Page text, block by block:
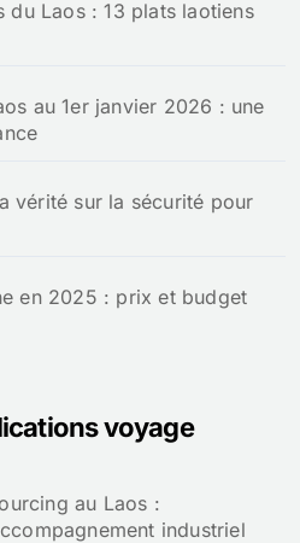
du Laos : 13 plats laotiens
au 1er janvier 2026 : une
vérité sur la sécurité pour
en 2025 : prix et budget
voyage
au Laos :
industriel